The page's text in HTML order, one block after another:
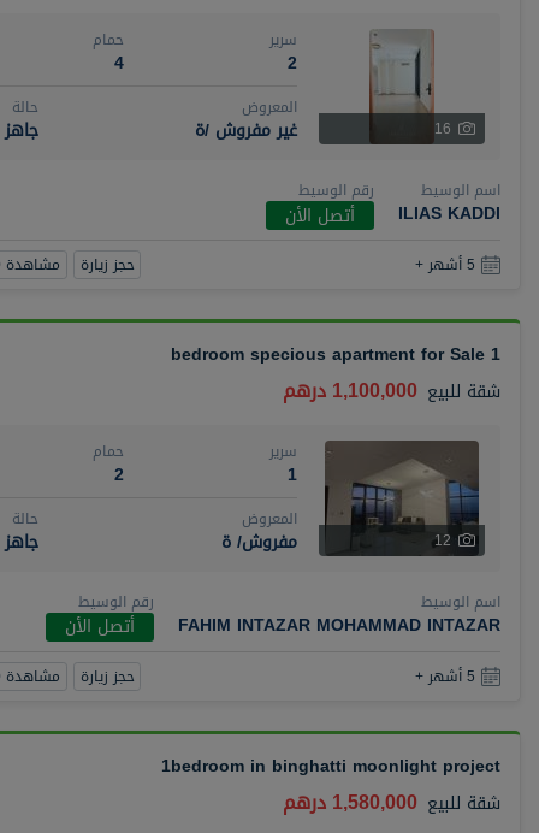
16
سرير
2
حمام
4
المعروض
غير مفروش /ة
حالة
جاهز
اسم الوسيط
ILIAS KADDI
رقم الوسيط
أتصل الأن
5 أشهر + حجز زيارة مشاهدة 360
1 bedroom specious apartment for Sale
شقة للبيع 1,100,000 درهم
12
سرير
1
حمام
2
المعروض
مفروش/ ة
حالة
جاهز
اسم الوسيط
FAHIM INTAZAR MOHAMMAD INTAZAR
رقم الوسيط
أتصل الأن
5 أشهر + حجز زيارة مشاهدة 360
1bedroom in binghatti moonlight project
شقة للبيع 1,580,000 درهم